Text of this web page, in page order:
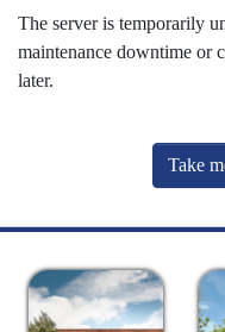
The server is temporarily
maintenance downtime or
later.
Take